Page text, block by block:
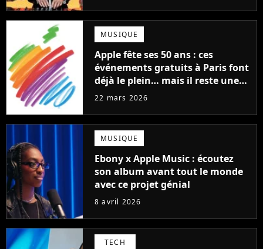
MUSIQUE
Apple fête ses 50 ans : ces
événements gratuits à Paris font
déjà le plein… mais il reste une
chance d'y participer
22 mars 2026
MUSIQUE
Ebony x Apple Music : écoutez
son album avant tout le monde
avec ce projet génial
8 avril 2026
TECH